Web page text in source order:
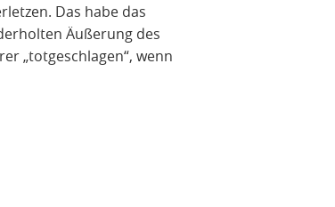
Das habe das
Äußerung des
„totgeschlagen“, wenn